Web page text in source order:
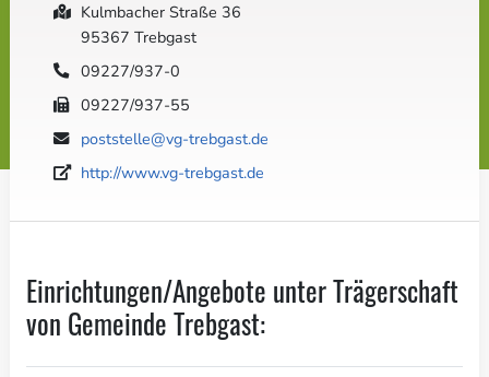
Kulmbacher Straße 36
95367 Trebgast
09227/937-0
09227/937-55
poststelle@vg-trebgast.de
http://www.vg-trebgast.de
Einrichtungen/Angebote unter Trägerschaft
von Gemeinde Trebgast: